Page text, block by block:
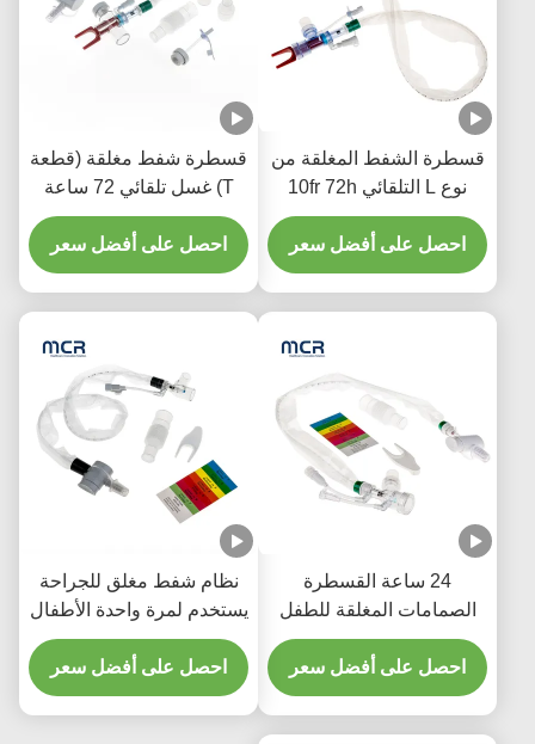
قسطرة الشفط المغلقة من
نوع L التلقائي 10fr 72h
مرفق متعرج مزدوج
للمستشفى
احصل على أفضل سعر
قسطرة شفط مغلقة (قطعة
T) غسل تلقائي 72 ساعة
للبالغين
احصل على أفضل سعر
24 ساعة القسطرة
الصمامات المغلقة للطفل
مع ثلاثة أجزاء Y
احصل على أفضل سعر
نظام شفط مغلق للجراحة
يستخدم لمرة واحدة الأطفال
حديثي الولادة / الأطفال -
الكوع
احصل على أفضل سعر